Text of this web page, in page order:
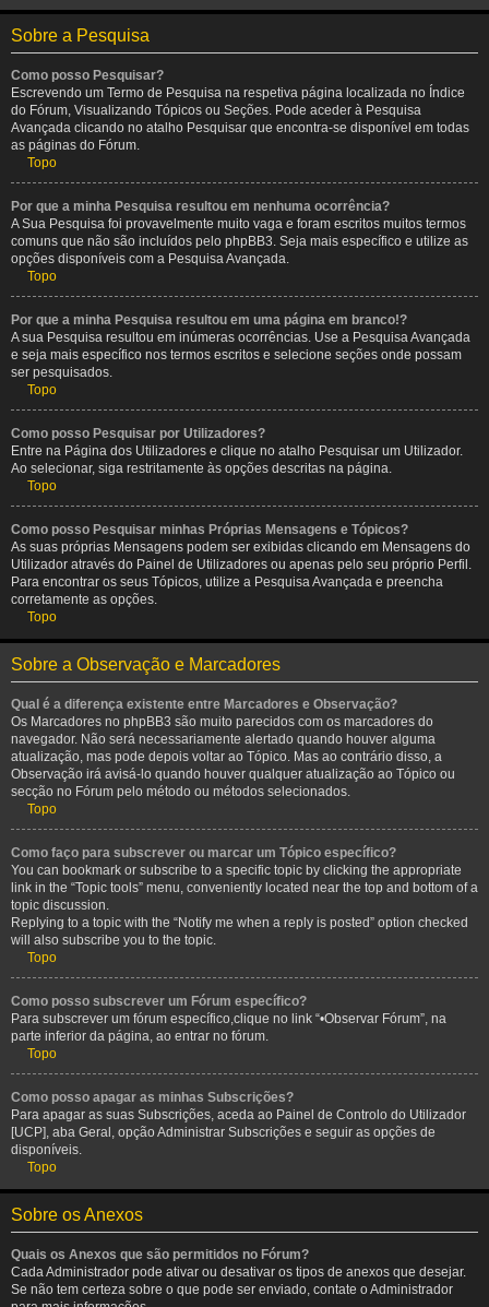
Sobre a Pesquisa
Como posso Pesquisar?
Escrevendo um Termo de Pesquisa na respetiva página localizada no Índice
do Fórum, Visualizando Tópicos ou Seções. Pode aceder à Pesquisa
Avançada clicando no atalho Pesquisar que encontra-se disponível em todas
as páginas do Fórum.
Topo
Por que a minha Pesquisa resultou em nenhuma ocorrência?
A Sua Pesquisa foi provavelmente muito vaga e foram escritos muitos termos
comuns que não são incluídos pelo phpBB3. Seja mais específico e utilize as
opções disponíveis com a Pesquisa Avançada.
Topo
Por que a minha Pesquisa resultou em uma página em branco!?
A sua Pesquisa resultou em inúmeras ocorrências. Use a Pesquisa Avançada
e seja mais específico nos termos escritos e selecione seções onde possam
ser pesquisados.
Topo
Como posso Pesquisar por Utilizadores?
Entre na Página dos Utilizadores e clique no atalho Pesquisar um Utilizador.
Ao selecionar, siga restritamente às opções descritas na página.
Topo
Como posso Pesquisar minhas Próprias Mensagens e Tópicos?
As suas próprias Mensagens podem ser exibidas clicando em Mensagens do
Utilizador através do Painel de Utilizadores ou apenas pelo seu próprio Perfil.
Para encontrar os seus Tópicos, utilize a Pesquisa Avançada e preencha
corretamente as opções.
Topo
Sobre a Observação e Marcadores
Qual é a diferença existente entre Marcadores e Observação?
Os Marcadores no phpBB3 são muito parecidos com os marcadores do
navegador. Não será necessariamente alertado quando houver alguma
atualização, mas pode depois voltar ao Tópico. Mas ao contrário disso, a
Observação irá avisá-lo quando houver qualquer atualização ao Tópico ou
secção no Fórum pelo método ou métodos selecionados.
Topo
Como faço para subscrever ou marcar um Tópico específico?
You can bookmark or subscribe to a specific topic by clicking the appropriate
link in the “Topic tools” menu, conveniently located near the top and bottom of a
topic discussion.
Replying to a topic with the “Notify me when a reply is posted” option checked
will also subscribe you to the topic.
Topo
Como posso subscrever um Fórum específico?
Para subscrever um fórum específico,clique no link “•Observar Fórum”, na
parte inferior da página, ao entrar no fórum.
Topo
Como posso apagar as minhas Subscrições?
Para apagar as suas Subscrições, aceda ao Painel de Controlo do Utilizador
[UCP], aba Geral, opção Administrar Subscrições e seguir as opções de
disponíveis.
Topo
Sobre os Anexos
Quais os Anexos que são permitidos no Fórum?
Cada Administrador pode ativar ou desativar os tipos de anexos que desejar.
Se não tem certeza sobre o que pode ser enviado, contate o Administrador